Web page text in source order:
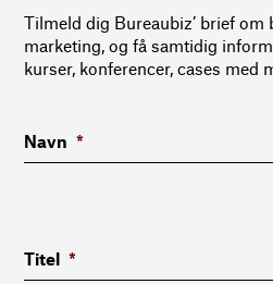
Tilmeld dig Bureaubiz’ brief om
marketing, og få samtidig
kurser, konferencer, cases med
Navn *
Titel *